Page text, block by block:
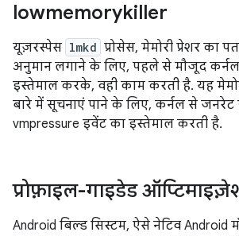
lowmemorykiller
यूज़रस्पेस lmkd प्रोसेस, मेमोरी प्रेशर का
अनुमान लगाने के लिए, पहले से मौजूद
इस्तेमाल करके, वही काम करती है. यह
बारे में सूचनाएं पाने के लिए, कर्नल से जनरेट
vmpressure इवेंट का इस्तेमाल करती है.
प्रोफ़ाइल-गाइडेड
Android बिल्ड सिस्टम, ऐसे नेटिव Android